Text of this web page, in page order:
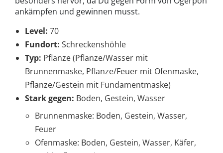
ankämpfen und gewinnen musst.
Level: 70
Fundort: Schreckenshöhle
Typ: Pflanze (Pflanze/Wasser mit
Brunnenmaske, Pflanze/Feuer mit Ofenmaske,
Pflanze/Gestein mit Fundamentmaske)
Stark gegen: Boden, Gestein, Wasser
Brunnenmaske: Boden, Gestein, Wasser,
Feuer
Ofenmaske: Boden, Gestein, Wasser, Käfer,